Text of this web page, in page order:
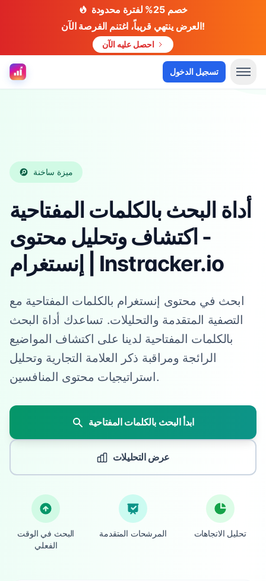
خصم 25% لفترة محدودة
العرض ينتهي قريباً، اغتنم الفرصة الآن!
احصل عليه الآن
تسجيل الدخول
أدوات انستغرام
ميزة ساخنة
أداة البحث بالكلمات المفتاحية
- اكتشاف وتحليل محتوى
إنستغرام | Instracker.io
ابحث في محتوى إنستغرام بالكلمات المفتاحية مع
التصفية المتقدمة والتحليلات. تساعدك أداة البحث
بالكلمات المفتاحية لدينا على اكتشاف المواضيع
الرائجة ومراقبة ذكر العلامة التجارية وتحليل
استراتيجيات محتوى المنافسين.
ابدأ البحث بالكلمات المفتاحية
عرض التحليلات
البحث في الوقت
الفعلي
المرشحات المتقدمة تحليل الاتجاهات